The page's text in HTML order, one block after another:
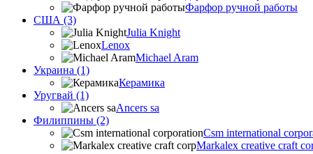
Фарфор ручной работы
США (3)
Julia Knight
Lenox
Michael Aram
Украина (1)
Керамика
Уругвай (1)
Ancers sa
Филиппины (2)
Csm international
Markalex creative craft